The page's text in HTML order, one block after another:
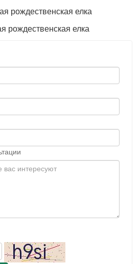
рождественская елка
рождественская елка